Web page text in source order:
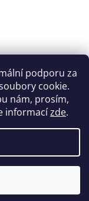
podporu za
cookie.
nám, prosím,
informacízde.